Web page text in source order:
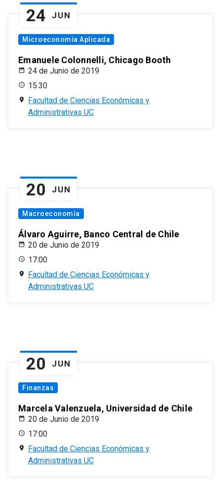
24 JUN
Microeconomía Aplicada
Emanuele Colonnelli, Chicago Booth
24 de Junio de 2019
15:30
Facultad de Ciencias Económicas y
Administrativas UC
20 JUN
Macroeconomía
Álvaro Aguirre, Banco Central de Chile
20 de Junio de 2019
17:00
Facultad de Ciencias Económicas y
Administrativas UC
20 JUN
Finanzas
Marcela Valenzuela, Universidad de Chile
20 de Junio de 2019
17:00
Facultad de Ciencias Económicas y
Administrativas UC